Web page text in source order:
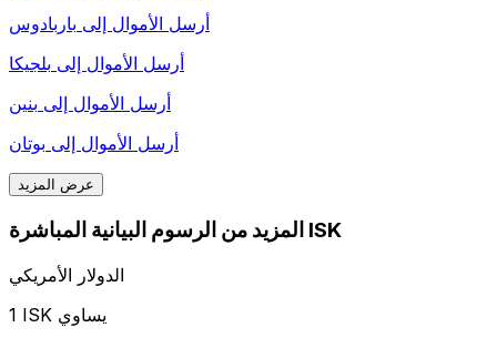
أرسل الأموال إلى باربادوس
أرسل الأموال إلى بلجيكا
أرسل الأموال إلى بنين
أرسل الأموال إلى بوتان
عرض المزيد
المزيد من الرسوم البيانية المباشرة ISK
الدولار الأمريكي
1 ISK يساوي